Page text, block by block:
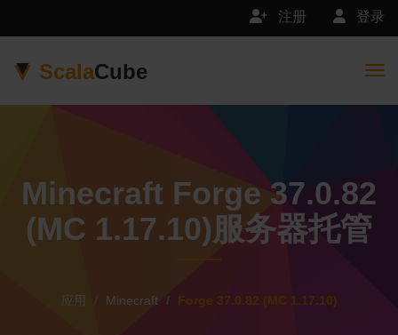
登录
注册
ScalaCube
Minecraft Forge 37.0.82
(MC 1.17.10)服务器托管
应用 Minecraft Forge 37.0.82 (MC 1.17.10)